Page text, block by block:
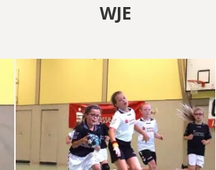
WJE